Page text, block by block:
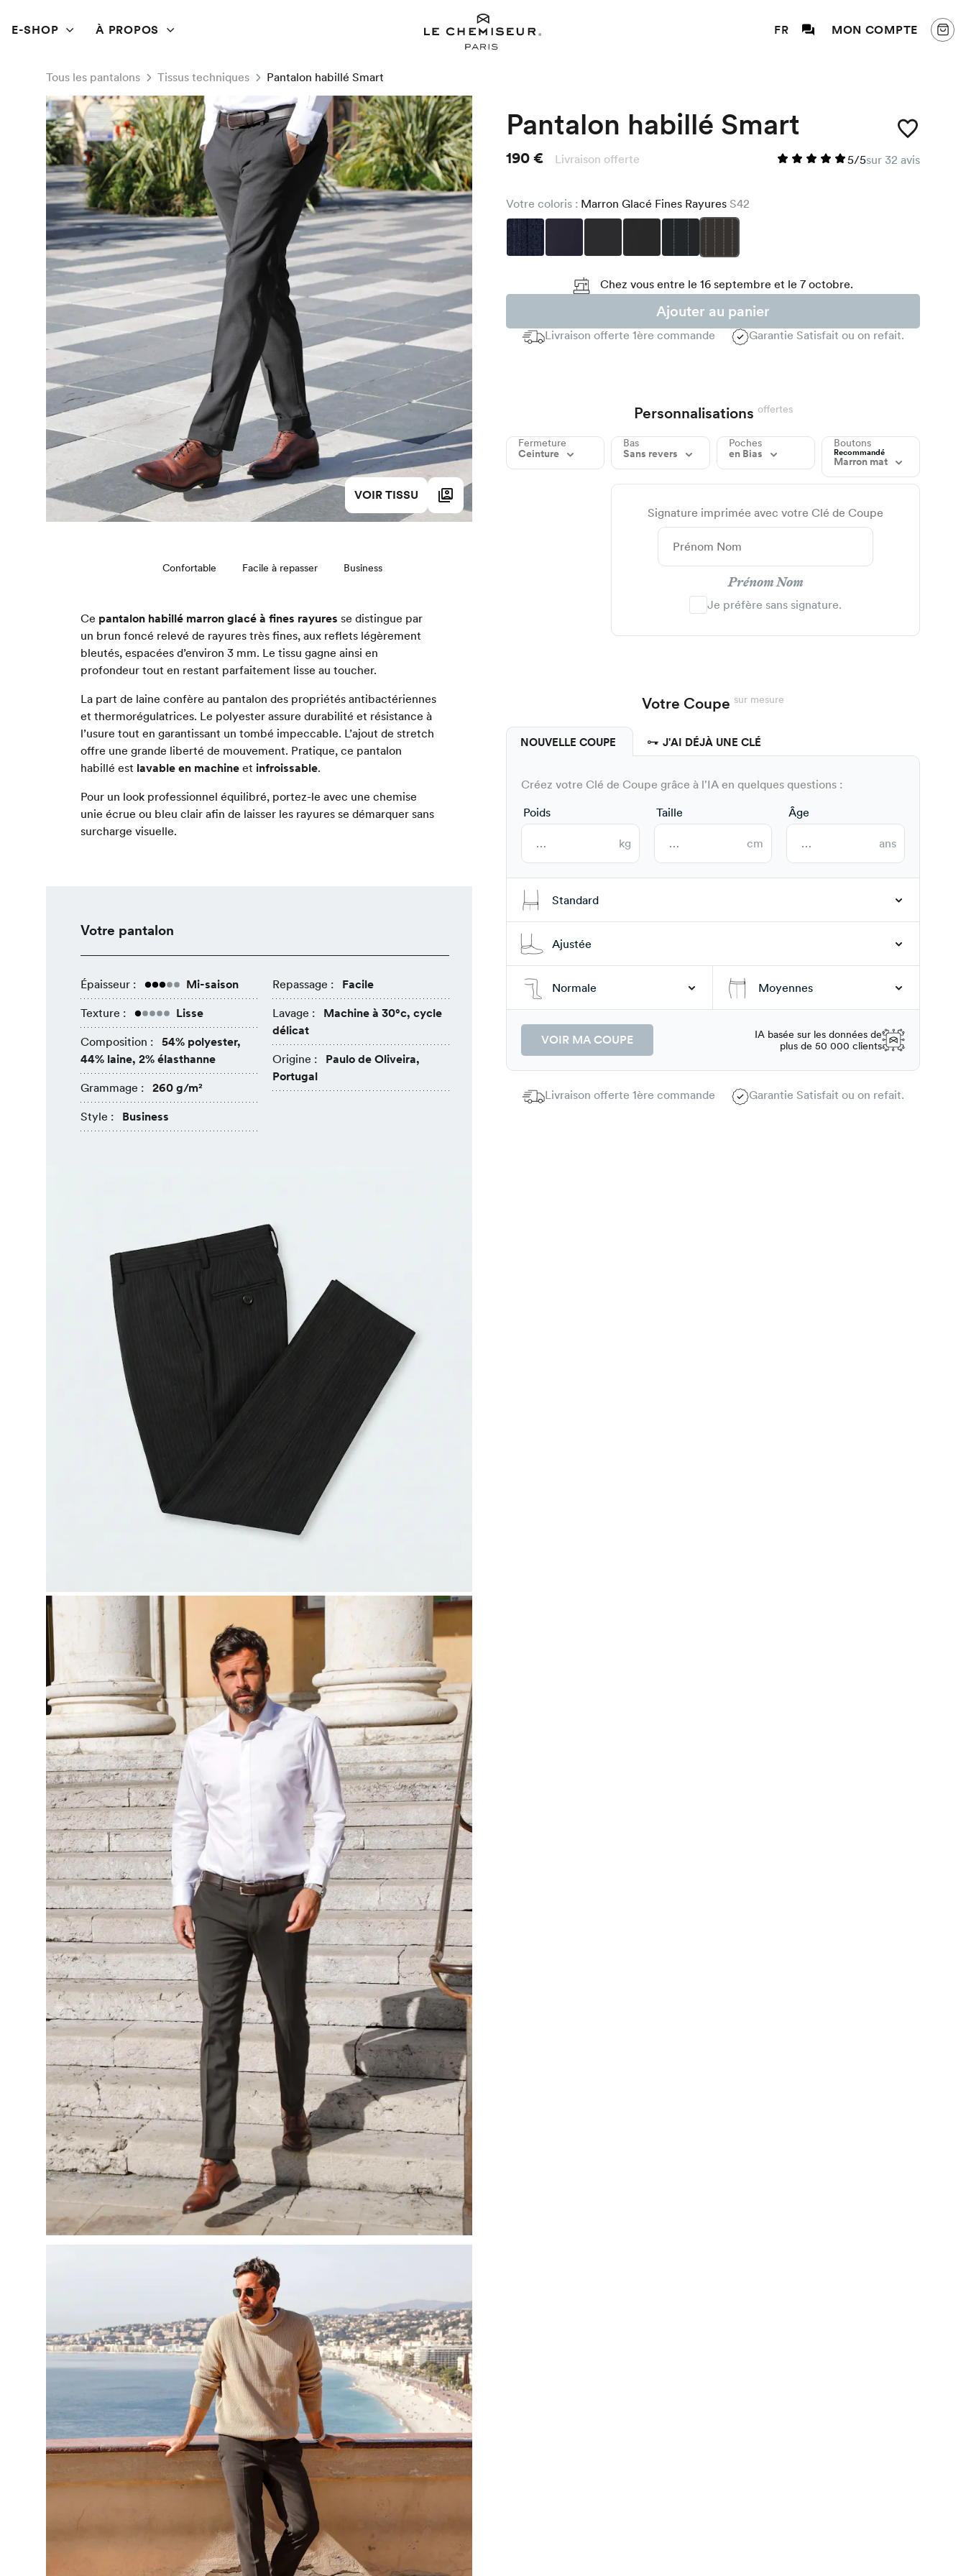
E-SHOP À PROPOS FR MON COMPTE
Tous les pantalons Tissus techniques Pantalon habillé Smart
VOIR TISSU
Confortable Facile à repasser Business
Ce pantalon habillé marron glacé à fines rayures se distingue par
un brun foncé relevé de rayures très fines, aux reflets légèrement
bleutés, espacées d’environ 3 mm. Le tissu gagne ainsi en
profondeur tout en restant parfaitement lisse au toucher.
La part de laine confère au pantalon des propriétés antibactériennes
et thermorégulatrices. Le polyester assure durabilité et résistance à
l’usure tout en garantissant un tombé impeccable. L’ajout de stretch
offre une grande liberté de mouvement. Pratique, ce pantalon
habillé est lavable en machine et infroissable.
Pour un look professionnel équilibré, portez-le avec une chemise
unie écrue ou bleu clair afin de laisser les rayures se démarquer sans
surcharge visuelle.
Votre pantalon
Épaisseur : Mi-saison
Texture : Lisse
Composition :
54% polyester,
44% laine, 2% élasthanne
Grammage : 260 g/m²
Style : Business
Repassage : Facile
Lavage :
Machine à 30°c, cycle
délicat
Origine :
Paulo de Oliveira,
Portugal
Pantalon habillé Smart
190 € Livraison offerte 5/5sur 32 avis
Votre coloris : Marron Glacé Fines Rayures S42
Chez vous entre le 16 septembre et le 7 octobre.
Ajouter au panier
Livraison offerte 1ère commande Garantie Satisfait ou on refait.
Personnalisations offertes
Fermeture
Ceinture
Bas
Sans revers
Poches
en Bias
Boutons
Recommandé
Marron mat
Signature imprimée avec votre Clé de Coupe
Prénom Nom
Je préfère sans signature.
Votre Coupe sur mesure
NOUVELLE COUPE J'AI DÉJÀ UNE CLÉ
Créez votre Clé de Coupe grâce à l'IA en quelques questions :
Poids
kg
Taille
cm
Âge
ans
Standard
Ajustée
Normale Moyennes
VOIR MA COUPE
IA basée sur les données de
plus de 50 000 clients
Livraison offerte 1ère commande Garantie Satisfait ou on refait.